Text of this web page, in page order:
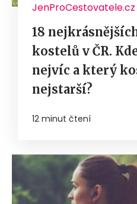
JenProCestovatele.cz
18
kostelů v ČR.
nejvíc a který
nejstarší?
12 minut čtení